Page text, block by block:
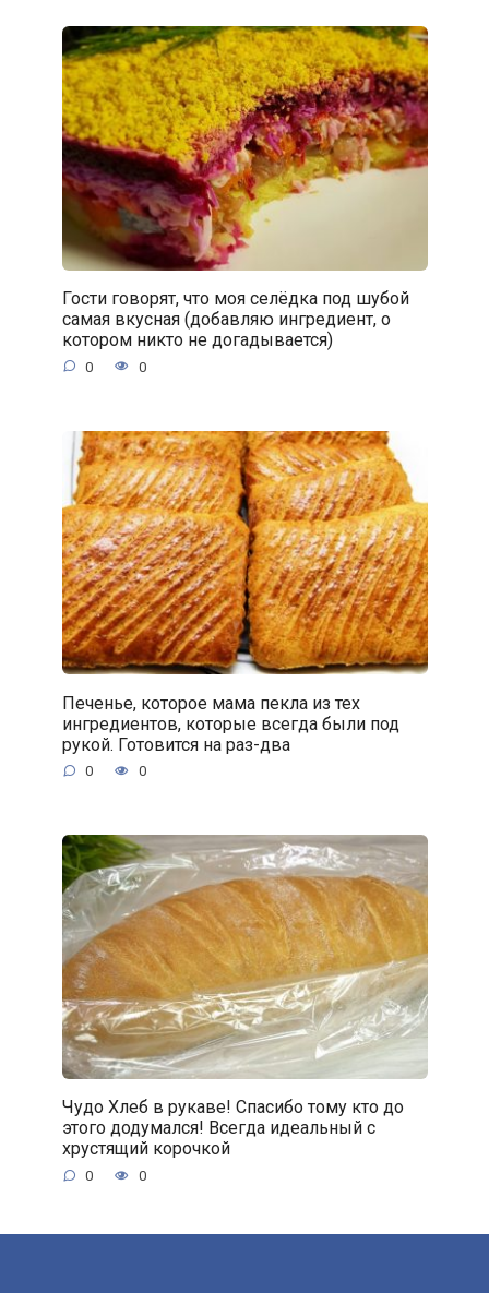
Гости говорят, что моя селёдка под шубой
самая вкусная (добавляю ингредиент, о
котором никто не догадывается)
0 0
Печенье, которое мама пекла из тех
ингредиентов, которые всегда были под
рукой. Готовится на раз-два
0 0
Чудо Хлеб в рукаве! Спасибо тому кто до
этого додумался! Всегда идеальный с
хрустящий корочкой
0 0